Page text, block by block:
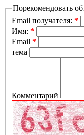
Порекомендовать
Email получателя: *
Имя: *
Email *
тема
Комментарий